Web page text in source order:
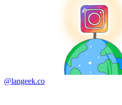
@langeek.co